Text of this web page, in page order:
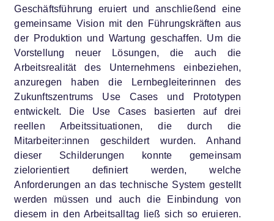
Geschäftsführung eruiert und anschließend eine
gemeinsame Vision mit den Führungskräften aus
der Produktion und Wartung geschaffen. Um die
Vorstellung neuer Lösungen, die auch die
Arbeitsrealität des Unternehmens einbeziehen,
anzuregen haben die Lernbegleiterinnen des
Zukunftszentrums Use Cases und Prototypen
entwickelt. Die Use Cases basierten auf drei
reellen Arbeitssituationen, die durch die
Mitarbeiter:innen geschildert wurden. Anhand
dieser Schilderungen konnte gemeinsam
zielorientiert definiert werden, welche
Anforderungen an das technische System gestellt
werden müssen und auch die Einbindung von
diesem in den Arbeitsalltag ließ sich so eruieren.